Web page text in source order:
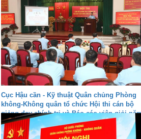
Cục Hậu cần - Kỹ thuật Quân chủng Phòng
không-Không quân tổ chức Hội thi cán bộ
giảng dạy chính trị và Báo cáo viên giỏi
2026